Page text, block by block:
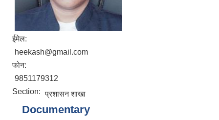
ईमेल:
heekash@gmail.com
फोन:
9851179312
Section: प्रशासन शाखा
Documentary